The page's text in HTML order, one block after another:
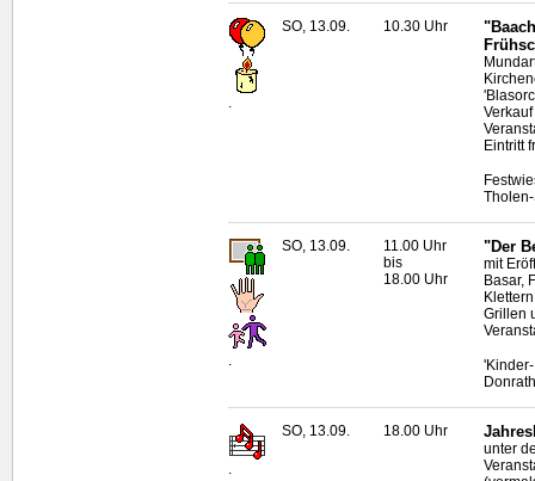
.
SO, 13.09. 10.30 Uhr
Verkauf
Eintritt
.
SO, 13.09.
11.00 Uhr
bis
18.00 Uhr
"Der
mit
Basar,
Grillen
Donrath
.
SO, 13.09. 18.00 Uhr
unter